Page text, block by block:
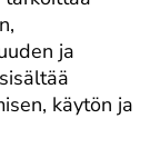
ja
käytön ja